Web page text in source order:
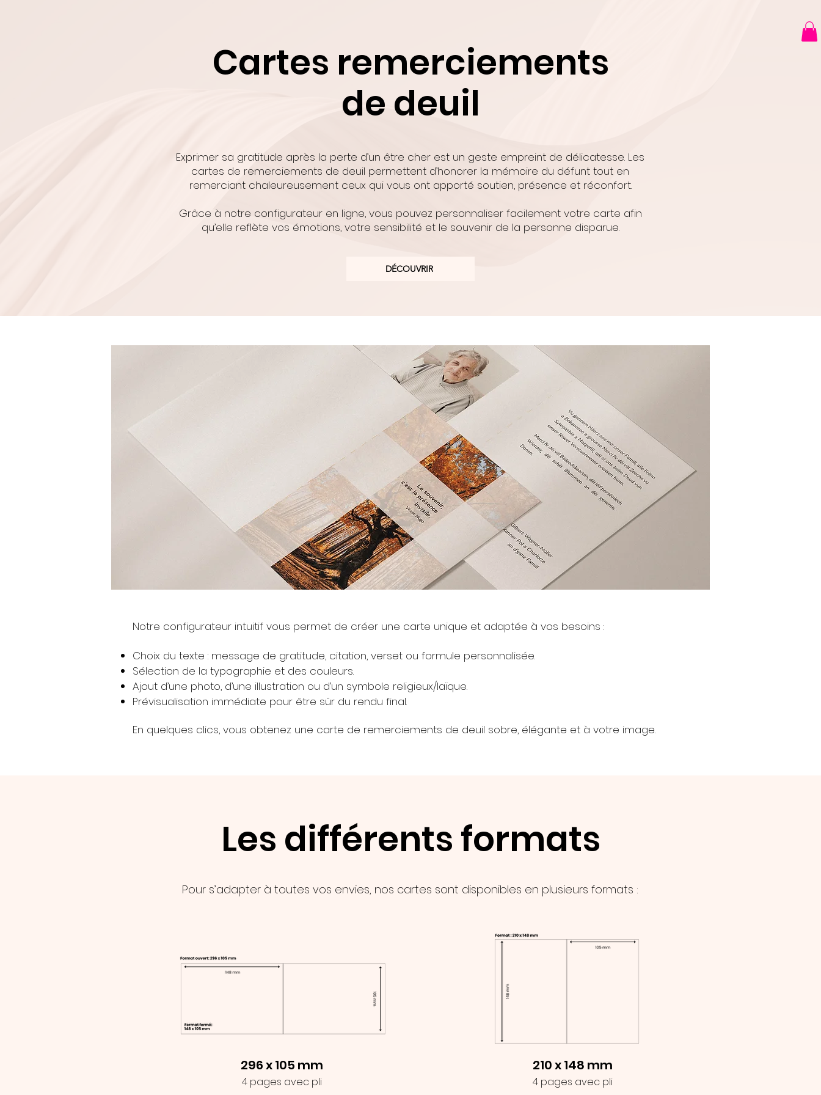
Cartes remerciements
de deuil
Exprimer sa gratitude après la perte d’un être cher est un geste empreint de délicatesse. Les
cartes de remerciements de deuil permettent d’honorer la mémoire du défunt tout en
remerciant chaleureusement ceux qui vous ont apporté soutien, présence et réconfort.
Grâce à notre configurateur en ligne, vous pouvez personnaliser facilement votre carte afin
qu’elle reflète vos émotions, votre sensibilité et le souvenir de la personne disparue.
DÉCOUVRIR
Notre configurateur intuitif vous permet de créer une carte unique et adaptée à vos besoins :
Choix du texte : message de gratitude, citation, verset ou formule personnalisée.
Sélection de la typographie et des couleurs.
Ajout d’une photo, d’une illustration ou d’un symbole religieux/laïque.
Prévisualisation immédiate pour être sûr du rendu final.
En quelques clics, vous obtenez une carte de remerciements de deuil sobre, élégante et à votre image.
Les différents formats
Pour s’adapter à toutes vos envies, nos cartes sont disponibles en plusieurs formats :
296 x 105 mm
4 pages avec pli
210 x 148 mm
4 pages avec pli